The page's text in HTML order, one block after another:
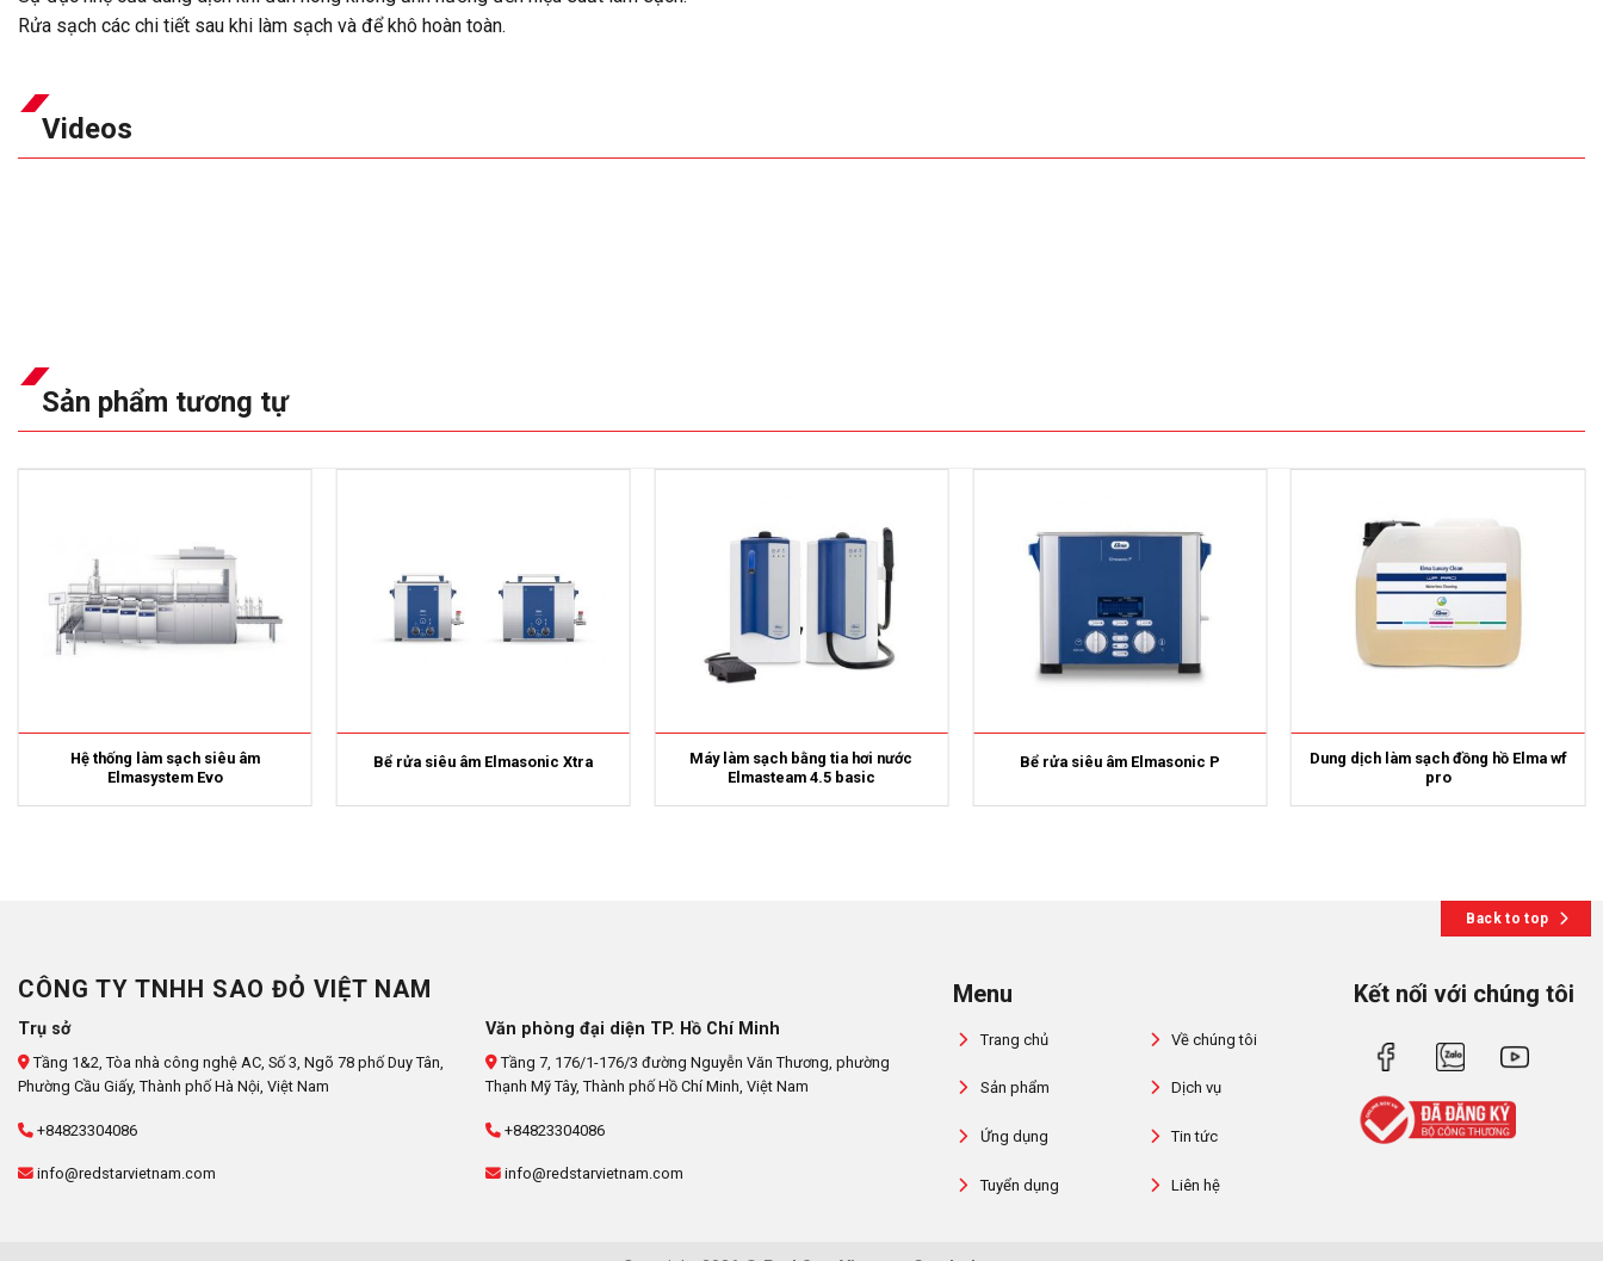
Rửa sạch các chi tiết sau khi làm sạch và để khô hoàn toàn.
Videos
Sản phẩm tương tự
Hệ thống làm sạch siêu âm
Elmasystem Evo
Bể rửa siêu âm Elmasonic Xtra
Máy làm sạch bằng tia hơi nước
Elmasteam 4.5 basic
Bể rửa siêu âm Elmasonic P
Dung dịch làm sạch đồng hồ Elma wf
pro
Back to top
CÔNG TY TNHH SAO ĐỎ VIỆT NAM
Trụ sở
Tầng 1&2, Tòa nhà công nghệ AC, Số 3, Ngõ 78 phố Duy Tân,
Phường Cầu Giấy, Thành phố Hà Nội, Việt Nam
+84823304086
info@redstarvietnam.com
Văn phòng đại diện TP. Hồ Chí Minh
Tầng 7, 176/1-176/3 đường Nguyễn Văn Thương, phường
Thạnh Mỹ Tây, Thành phố Hồ Chí Minh, Việt Nam
+84823304086
info@redstarvietnam.com
Menu
Trang chủ Về chúng tôi
Sản phẩm Dịch vụ
Ứng dụng Tin tức
Tuyển dụng Liên hệ
Kết nối với chúng tôi